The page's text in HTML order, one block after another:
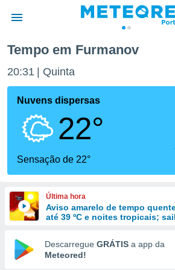
da
foi
fornecidas
a este
das
e
forma
digital
Tempo em Furmanov
20:31 Quinta
Nuvens dispersas
22°
Sensação de 22°
Última hora
Aviso amarelo de tempo
até 39 ºC e noites tropicais;
Descarregue GRÁTIS a app da
Meteored!